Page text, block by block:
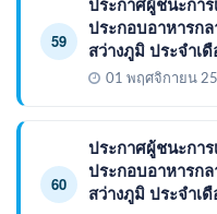
59
ประกอบอาหารก
สว่างภูมิ ประจำเ
01 พฤศจิกายน
60
ประกาศผู้ชนะการ
ประกอบอาหารก
สว่างภูมิ ประจำเ